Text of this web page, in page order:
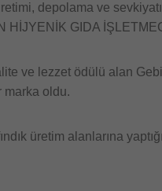
depolama ve
HİJYENİK GIDA
ve lezzet ödülü alan
marka oldu.
üretim alanlarına